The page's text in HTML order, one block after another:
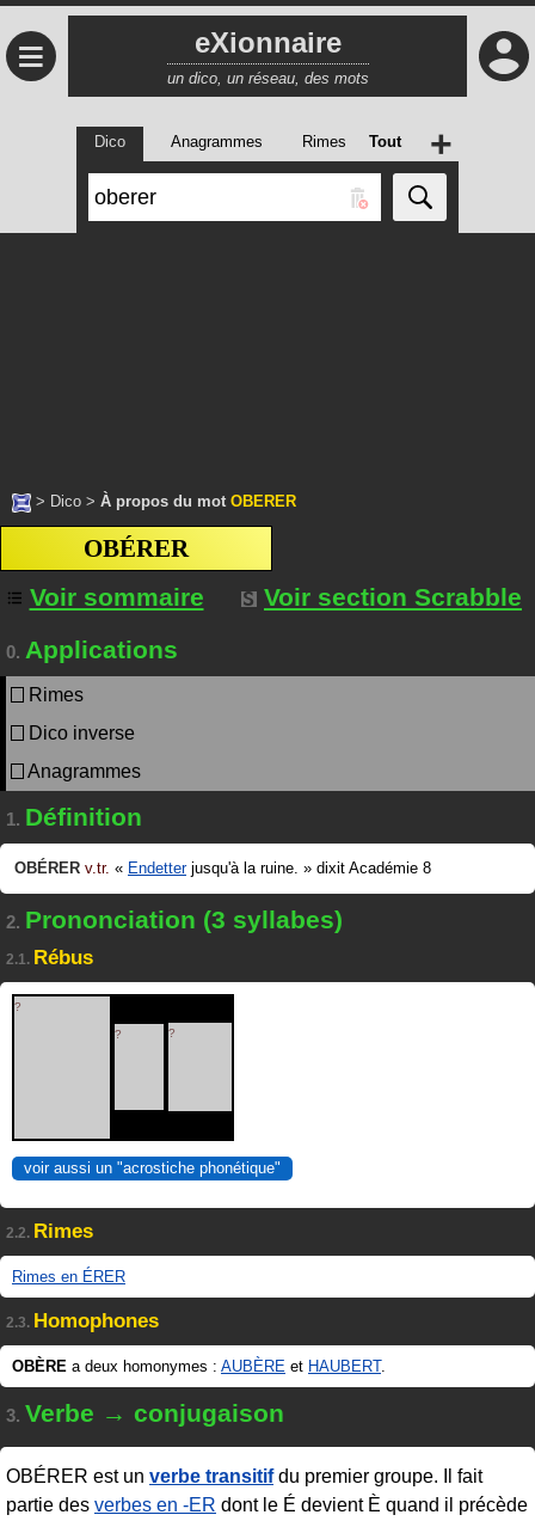
≡ eXionnaire
un dico, un réseau, des mots
Dico Anagrammes Rimes Tout +
> Dico > À propos du mot OBERER
OBÉRER
Voir sommaire
Voir section Scrabble
0. Applications
Rimes
Dico inverse
Anagrammes
1. Définition
OBÉRER v.tr. « Endetterjusqu'à la ruine. » dixit Académie 8
2. Prononciation (3 syllabes)
2.1. Rébus
?
? ?
voir aussi un "acrostiche phonétique"
2.2. Rimes
Rimes en ÉRER
2.3. Homophones
OBÈRE a deux homonymes : AUBÈRE et HAUBERT.
3. Verbe → conjugaison
OBÉRER est un verbe transitifdu premier groupe. Il fait
partie des verbes en ‑ER dont le É devient È quand il précède